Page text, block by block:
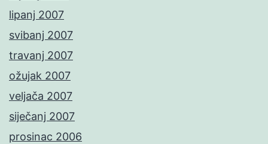
lipanj 2007
svibanj 2007
travanj 2007
ožujak 2007
veljača 2007
siječanj 2007
prosinac 2006